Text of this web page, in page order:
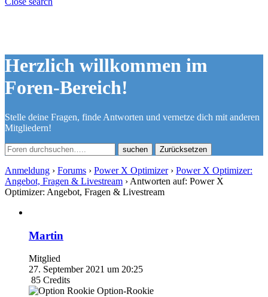
Herzlich willkommen im
Foren-Bereich!
Stelle deine Fragen, finde Antworten und vernetze dich mit anderen
Mitgliedern!
Zurücksetzen
Anmeldung › Forums › Power X Optimizer › Power X Optimizer:
Angebot, Fragen & Livestream › Antworten auf: Power X
Optimizer: Angebot, Fragen & Livestream
Martin
Mitglied
27. September 2021 um 20:25
85 Credits
Option-Rookie